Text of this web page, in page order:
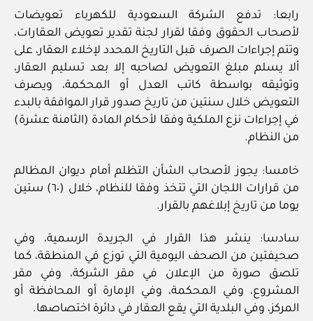
رابعا: تدفع الشركة السعودية للكهرباء تعويضات
لأصحاب الحقوق وفقا لقرار لجنة تقدير تعويض العقارات،
وتتم إجراءات الصرف قبل التاريخ المحدد لإخلاء العقار، على
ألا يسلم مبلغ التعويض لصاحبه إلا بعد تسليم العقار،
وتوثيقه بواسطة كاتب العدل أو المحكمة، ويصرف
التعويض خلال سنتين من تاريخ صدور قرار الموافقة بالبدء
في إجراءات نزع الملكية وفقا لأحكام المادة (الثامنة عشرة)
من النظام.
خامسا: يجوز لأصحاب الشأن التظلم أمام ديوان المظالم
من قرارات اللجان التي تتخذ وفقا للنظام، خلال (٦٠) ستين
يوما من تاريخ إبلاغهم بالقرار.
سادسا: ينشر هذا القرار في الجريدة الرسمية، وفي
صحيفتين من الصحف اليومية التي توزع في المنطقة، كما
تلصق صورة من الإعلان في مقر الشركة، وفي مقر
المشروع، وفي المحكمة، وفي الإمارة أو المحافظة أو
المركز، وفي البلدية التي يقع العقار في دائرة اختصاصها.